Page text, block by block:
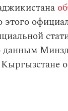
этого
данным